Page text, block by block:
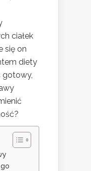
ciałek
się on
diety
gotowy,